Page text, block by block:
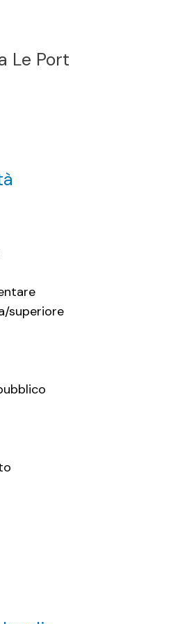
Le Port
superiore